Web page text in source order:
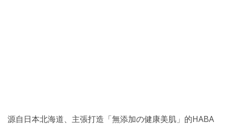
源自日本北海道、主張打造「無添加の健康美肌」的HABA